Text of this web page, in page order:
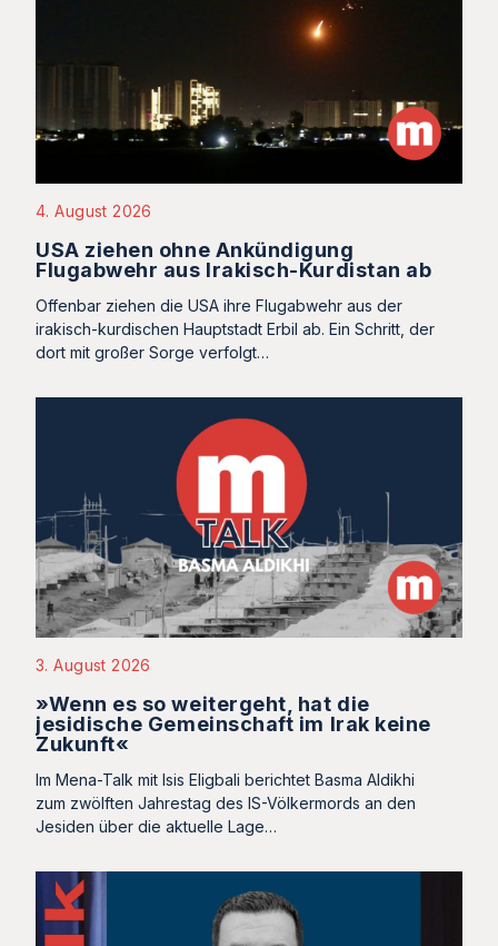
4. August 2026
USA ziehen ohne Ankündigung
Flugabwehr aus Irakisch-Kurdistan ab
Offenbar ziehen die USA ihre Flugabwehr aus der
irakisch-kurdischen Hauptstadt Erbil ab. Ein Schritt, der
dort mit großer Sorge verfolgt…
3. August 2026
»Wenn es so weitergeht, hat die
jesidische Gemeinschaft im Irak keine
Zukunft«
Im Mena-Talk mit Isis Eligbali berichtet Basma Aldikhi
zum zwölften Jahrestag des IS-Völkermords an den
Jesiden über die aktuelle Lage…